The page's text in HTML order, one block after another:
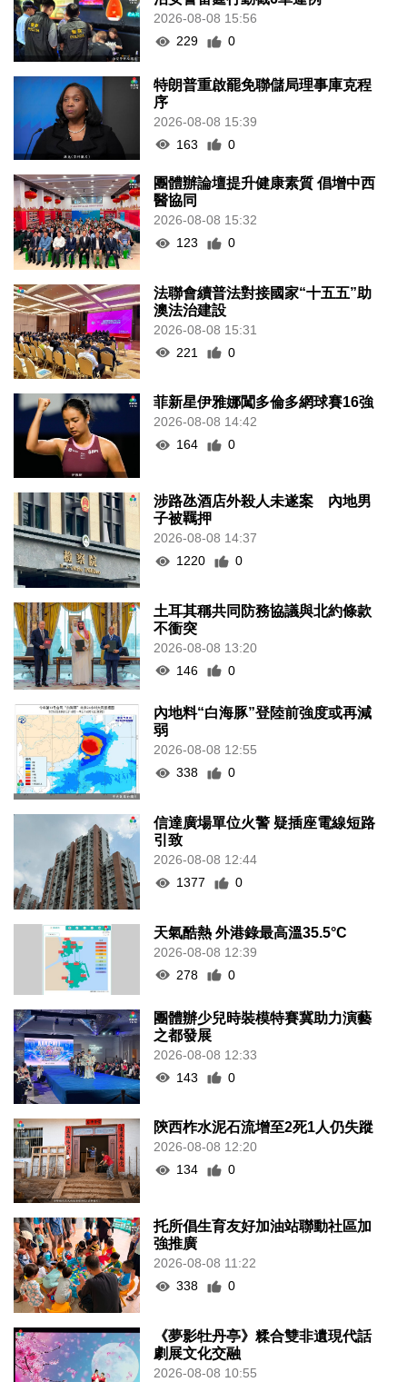
2026-08-08 15:56
229
0
特朗普重啟罷免聯儲局理事庫克程
序
2026-08-08 15:39
163
0
團體辦論壇提升健康素質 倡增中西
醫協同
2026-08-08 15:32
123
0
法聯會續普法對接國家“十五五”助
澳法治建設
2026-08-08 15:31
221
0
菲新星伊雅娜闖多倫多網球賽16強
2026-08-08 14:42
164
0
涉路氹酒店外殺人未遂案 內地男
子被羈押
2026-08-08 14:37
1220
0
土耳其稱共同防務協議與北約條款
不衝突
2026-08-08 13:20
146
0
內地料“白海豚”登陸前強度或再減
弱
2026-08-08 12:55
338
0
信達廣場單位火警 疑插座電線短路
引致
2026-08-08 12:44
1377
0
天氣酷熱 外港錄最高溫35.5°C
2026-08-08 12:39
278
0
團體辦少兒時裝模特賽冀助力演藝
之都發展
2026-08-08 12:33
143
0
陝西柞水泥石流增至2死1人仍失蹤
2026-08-08 12:20
134
0
托所倡生育友好加油站聯動社區加
強推廣
2026-08-08 11:22
338
0
《夢影牡丹亭》糅合雙非遺現代話
劇展文化交融
2026-08-08 10:55